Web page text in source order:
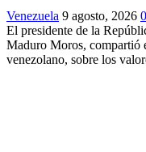
Venezuela 9 agosto, 2026 0
El presidente de la
Maduro Moros, compartió
venezolano, sobre los